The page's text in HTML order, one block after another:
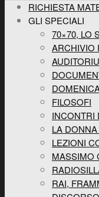
RICHIESTA
GLI SPECIALI
70×70, LO
ARCHIVIO
FILOSOFI
INCONTRI
LA
LEZIONI
MASSIMO
RAI,